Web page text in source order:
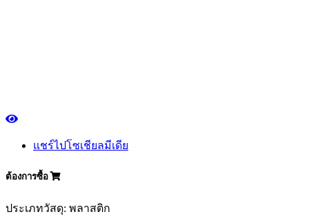
แชร์ไปโซเชียลมีเดีย
ต้องการซื้อ
ประเภทวัสดุ: พลาสติก